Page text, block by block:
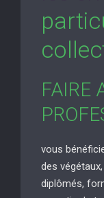
FAIRE
vous
des
diplômés,